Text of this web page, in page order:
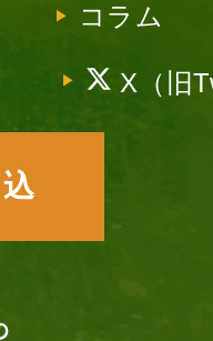
コラム
X（旧